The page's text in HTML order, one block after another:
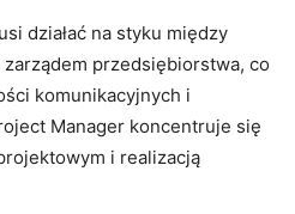
działać na ‌styku między
zarządem przedsiębiorstwa, co‍
‌komunikacyjnych i
Manager koncentruje się⁤
‌i realizacją